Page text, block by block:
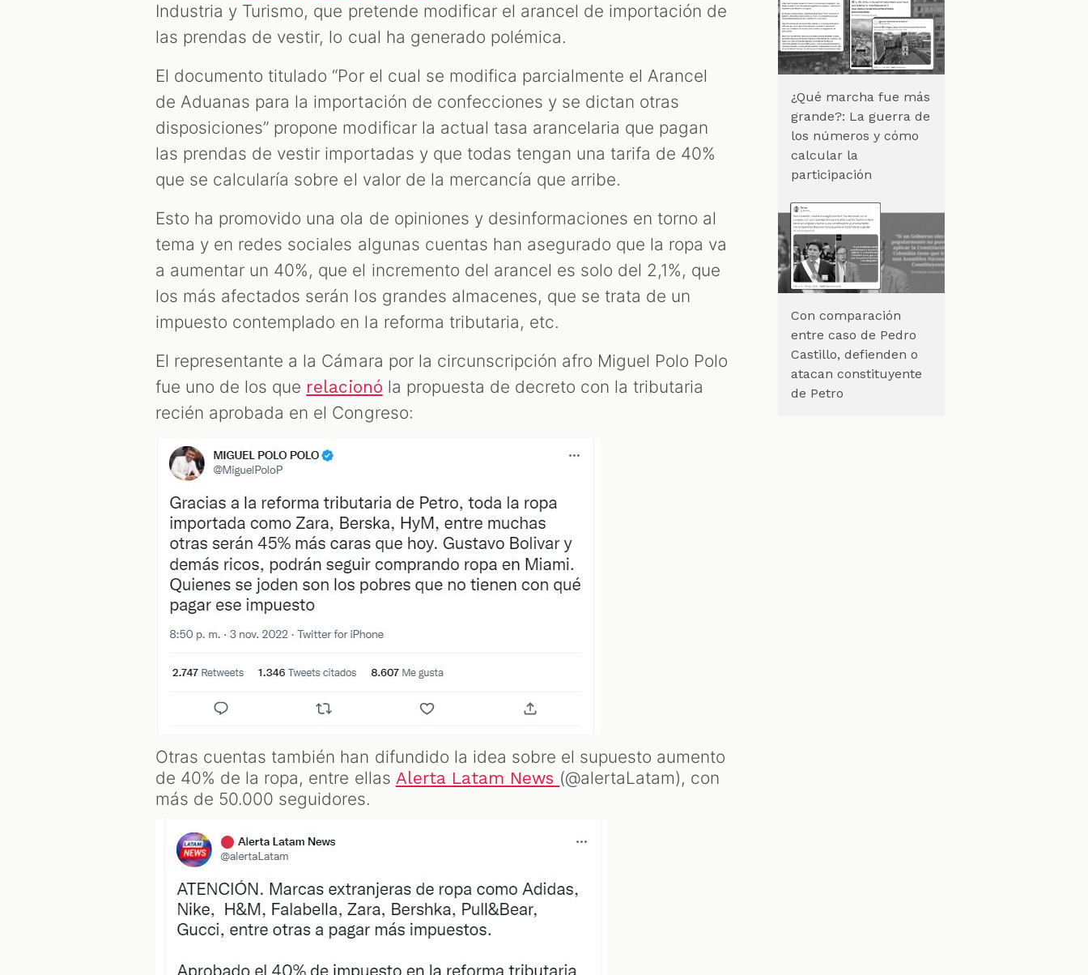
Industria y Turismo, que pretende modificar el arancel de importación de
las prendas de vestir, lo cual ha generado polémica.
El documento titulado “Por el cual se modifica parcialmente el Arancel
de Aduanas para la importación de confecciones y se dictan otras
disposiciones” propone modificar la actual tasa arancelaria que pagan
las prendas de vestir importadas y que todas tengan una tarifa de 40%
que se calcularía sobre el valor de la mercancía que arribe.
Esto ha promovido una ola de opiniones y desinformaciones en torno al
tema y en redes sociales algunas cuentas han asegurado que la ropa va
a aumentar un 40%, que el incremento del arancel es solo del 2,1%, que
los más afectados serán los grandes almacenes, que se trata de un
impuesto contemplado en la reforma tributaria, etc.
El representante a la Cámara por la circunscripción afro Miguel Polo Polo
fue uno de los que relacionó la propuesta de decreto con la tributaria
recién aprobada en el Congreso:
Otras cuentas también han difundido la idea sobre el supuesto aumento
de 40% de la ropa, entre ellas Alerta Latam News (@alertaLatam), con
más de 50.000 seguidores.
¿Qué marcha fue más
grande?: La guerra de
los números y cómo
calcular la
participación
Con comparación
entre caso de Pedro
Castillo, defienden o
atacan constituyente
de Petro